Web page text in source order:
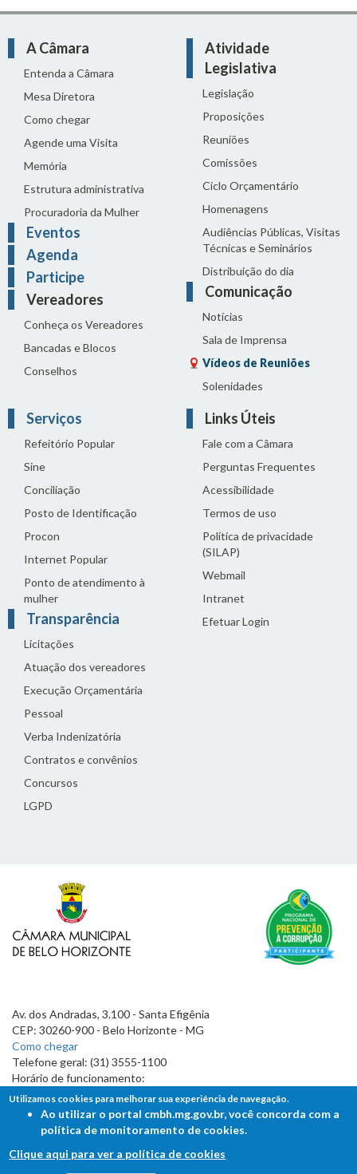
A Câmara
Entenda a Câmara
Mesa Diretora
Como chegar
Agende uma Visita
Memória
Estrutura administrativa
Procuradoria da Mulher
Eventos
Agenda
Participe
Vereadores
Conheça os Vereadores
Bancadas e Blocos
Conselhos
Atividade
Legislativa
Legislação
Proposições
Reuniões
Comissões
Ciclo Orçamentário
Homenagens
Audiências Públicas, Visitas
Técnicas e Seminários
Distribuição do dia
Comunicação
Notícias
Sala de Imprensa
Vídeos de Reuniões
Solenidades
Serviços
Refeitório Popular
Sine
Conciliação
Posto de Identificação
Procon
Internet Popular
Ponto de atendimento à
mulher
Transparência
Licitações
Atuação dos vereadores
Execução Orçamentária
Pessoal
Verba Indenizatória
Contratos e convênios
Concursos
LGPD
Links Úteis
Fale com a Câmara
Perguntas Frequentes
Acessibilidade
Termos de uso
Política de privacidade
(SILAP)
Webmail
Intranet
Efetuar Login
Av. dos Andradas, 3.100 - Santa Efigênia
CEP: 30260-900 - Belo Horizonte - MG
Como chegar
Telefone geral: (31) 3555-1100
Horário de funcionamento:
7h às 19h
Utilizamos cookies para melhorar sua experiência de navegação.
Ao utilizar o portal cmbh.mg.gov.br, você concorda com a
política de monitoramento de cookies.
Clique aqui para ver a política de cookies